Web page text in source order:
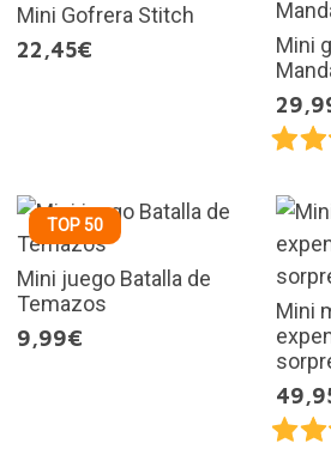
Mini Gofrera Stitch
22,45€
Mini
TOP 50
Mini juego Batalla de
Temazos
9,99€
Mini